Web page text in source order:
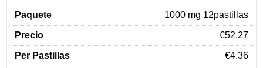
1000 mg 12pastillas
€52.27
€4.36